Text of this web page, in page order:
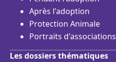
Après l'adoption
Protection Animale
Portraits d'associations
Les dossiers thématiques